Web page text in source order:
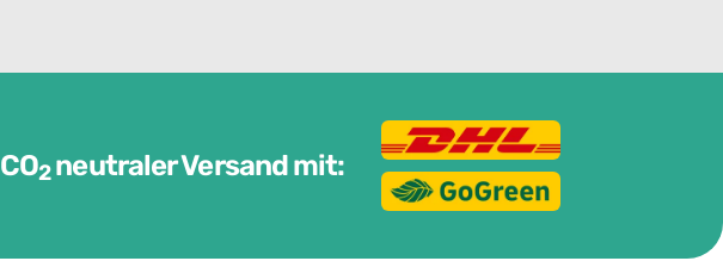
CO2neutraler Versand mit: